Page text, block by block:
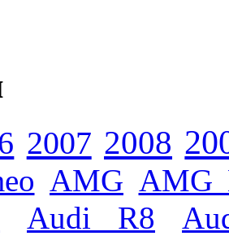
2007 2008
AMG AMG
Audi R8